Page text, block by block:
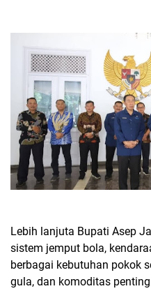
Lebih lanjuta Bupati Asep
sistem jemput bola,
berbagai kebutuhan pokok
gula, dan komoditas